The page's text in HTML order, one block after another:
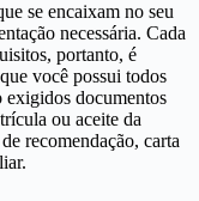
se encaixam no seu
necessária. Cada
portanto, é
você possui todos
exigidos documentos
ou aceite da
recomendação, carta